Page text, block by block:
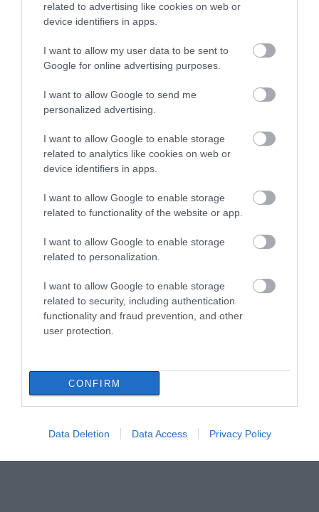
related to advertising like cookies on web or
device identifiers in apps.
I want to allow my user data to be sent to
Google for online advertising purposes.
I want to allow Google to send me
personalized advertising.
I want to allow Google to enable storage
related to analytics like cookies on web or
device identifiers in apps.
I want to allow Google to enable storage
related to functionality of the website or app.
I want to allow Google to enable storage
related to personalization.
I want to allow Google to enable storage
related to security, including authentication
functionality and fraud prevention, and other
user protection.
CONFIRM
Data Deletion Data Access Privacy Policy
Αγανάκτηση σε χωριό της Εύβοιας:
Μένουν κάθε μέρα χωρίς νερό – Σοβαρή
08.08.2026 | 18:20
Αγροτικές ενισχύσεις: Ποιοι θα λάβουν
νωρίτερα τις προκαταβολές
Σε πελάγη ευτυχίας αντιδήμαρχος
παππούς!
08.08.2026 | 17:40
Ευρυδίκη Βαλαβάνη: Οι οικογενειακές
διακοπές στην Εύβοια! Δείτε σε ποια
08.08.2026 | 17:20
«Κόκκινος» συναγερμός στην Εύβοια:
Red Code αύριο Κυριακή – Αυξημένη
Ρόδος: Έγραψαν 80χρονη για κράνος!
Όλες οι τελευταίες ειδήσεις